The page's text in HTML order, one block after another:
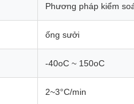
Phương pháp kiểm
ống sưởi
-40oC ~ 150oC
2~3°C/min